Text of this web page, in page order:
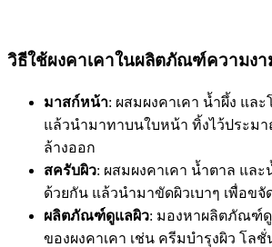
วิธีใช้ผงคาเคาในผลิตภัณฑ์ความงา
มาสก์หน้า: ผสมผงคาเคา น้ำผึ้ง และ
แล้วนำมาทาบนใบหน้า ทิ้งไว้ประมา
ล้างออก
สครับผิว: ผสมผงคาเคา น้ำตาล แล
ด้วยกัน แล้วนำมาขัดผิวเบาๆ เพื่อขจั
ผลิตภัณฑ์ดูแลผิว: มองหาผลิตภัณฑ์
ของผงคาเคา เช่น ครีมบำรุงผิว โลชั่